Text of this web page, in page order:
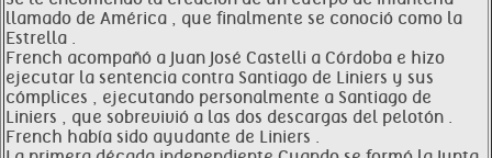
llamado de América , que finalmente se conoció como la
Estrella .
French acompañó a Juan José Castelli a Córdoba e hizo
ejecutar la sentencia contra Santiago de Liniers y sus
cómplices , ejecutando personalmente a Santiago de
Liniers , que sobrevivió a las dos descargas del pelotón .
French había sido ayudante de Liniers .